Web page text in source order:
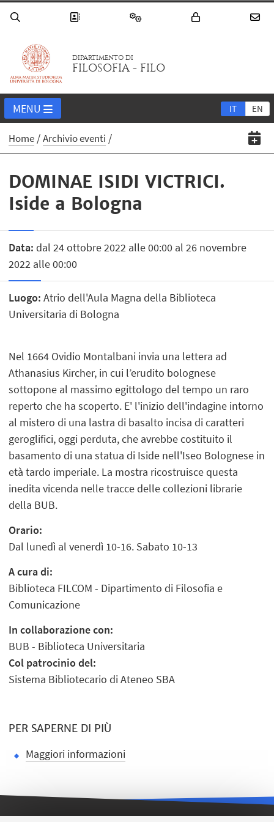
DIPARTIMENTO DI
FILOSOFIA - FILO
IT EN
MENU
Home Archivio eventi
DOMINAE ISIDI VICTRICI.
Iside a Bologna
Data: dal 24 ottobre 2022 alle 00:00 al 26 novembre
2022 alle 00:00
Luogo: Atrio dell'Aula Magna della Biblioteca
Universitaria di Bologna
Nel 1664 Ovidio Montalbani invia una lettera ad
Athanasius Kircher, in cui l’erudito bolognese
sottopone al massimo egittologo del tempo un raro
reperto che ha scoperto. E' l'inizio dell'indagine intorno
al mistero di una lastra di basalto incisa di caratteri
geroglifici, oggi perduta, che avrebbe costituito il
basamento di una statua di Iside nell'Iseo Bolognese in
età tardo imperiale. La mostra ricostruisce questa
inedita vicenda nelle tracce delle collezioni librarie
della BUB.
Orario:
Dal lunedì al venerdì 10-16. Sabato 10-13
A cura di:
Biblioteca FILCOM - Dipartimento di Filosofia e
Comunicazione
In collaborazione con:
BUB - Biblioteca Universitaria
Col patrocinio del:
Sistema Bibliotecario di Ateneo SBA
PER SAPERNE DI PIÙ
Maggiori informazioni